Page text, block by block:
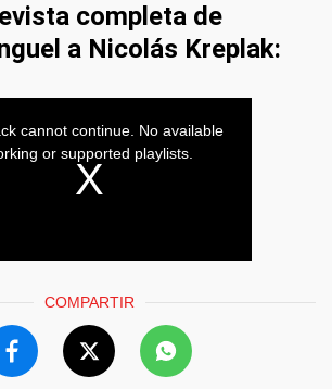
completa de
a Nicolás Kreplak:
COMPARTIR